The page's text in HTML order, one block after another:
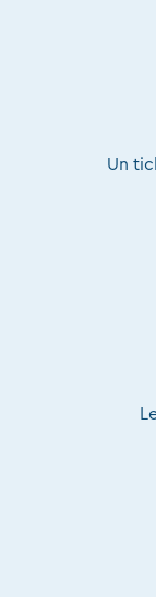
Un